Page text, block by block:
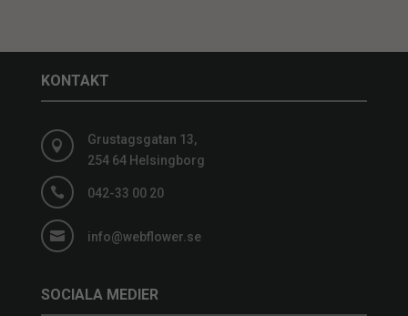
KONTAKT

Grustagsgatan 13,
254 64 Helsingborg
 042-33 00 20
 info@webflower.se
SOCIALA MEDIER